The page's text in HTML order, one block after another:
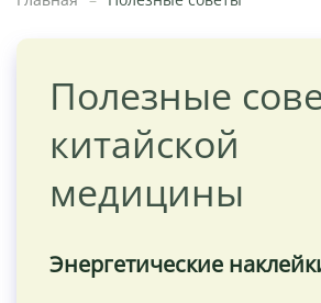
Полезные
китайской
медицины
Энергетические